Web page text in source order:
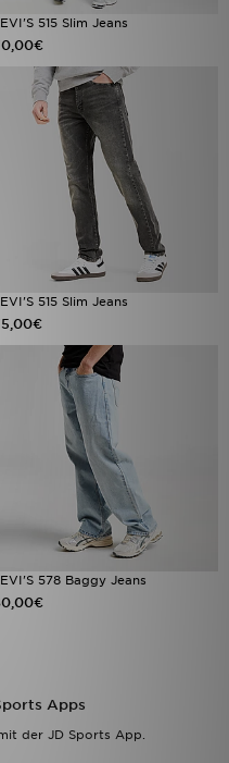
515 Slim Jeans
515 Slim Jeans
578 Baggy Jeans
Apps
der JD Sports App.